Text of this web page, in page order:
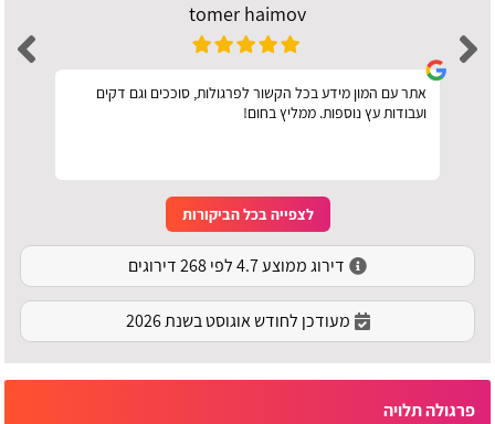
tomer haimov
אתר עם המון מידע בכל הקשור לפרגולות, סוככים וגם דקים
ועבודות עץ נוספות. ממליץ בחום!
לצפייה בכל הביקורות
דירוג ממוצע 4.7 לפי 268 דירוגים
מעודכן לחודש אוגוסט בשנת 2026
פרגולה תלויה